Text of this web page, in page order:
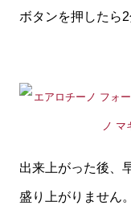
ボタンを押したら2
出来上がった後、
盛り上がりません